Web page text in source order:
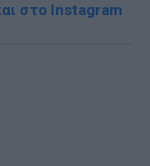
στο Instagram